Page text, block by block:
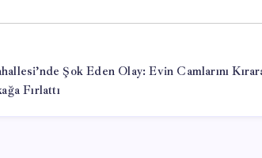
Şok Eden Olay: Evin Camlarını
Fırlattı